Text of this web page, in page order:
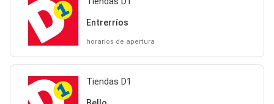
Entrerríos
horarios de apertura
Tiendas D1